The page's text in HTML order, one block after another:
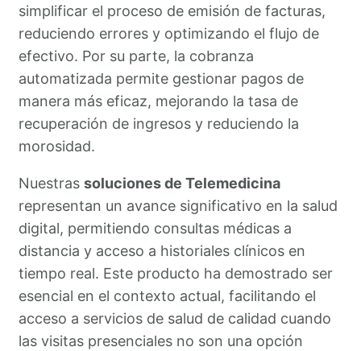
simplificar el proceso de emisión de facturas,
reduciendo errores y optimizando el flujo de
efectivo. Por su parte, la cobranza
automatizada permite gestionar pagos de
manera más eficaz, mejorando la tasa de
recuperación de ingresos y reduciendo la
morosidad.
Nuestras soluciones de Telemedicina
representan un avance significativo en la salud
digital, permitiendo consultas médicas a
distancia y acceso a historiales clínicos en
tiempo real. Este producto ha demostrado ser
esencial en el contexto actual, facilitando el
acceso a servicios de salud de calidad cuando
las visitas presenciales no son una opción